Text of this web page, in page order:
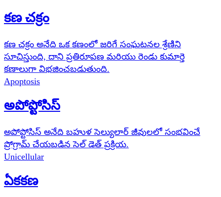
కణ చక్రం
కణ చక్రం అనేది ఒక కణంలో జరిగే సంఘటనల శ్రేణిని
సూచిస్తుంది, దాని ప్రతిరూపణ మరియు రెండు కుమార్తె
కణాలుగా విభజించబడుతుంది.
Apoptosis
అపోప్టోసిస్
అపోప్టోసిస్ అనేది బహుళ సెల్యులార్ జీవులలో సంభవించే
ప్రోగ్రామ్ చేయబడిన సెల్ డెత్ ప్రక్రియ.
Unicellular
ఏకకణ